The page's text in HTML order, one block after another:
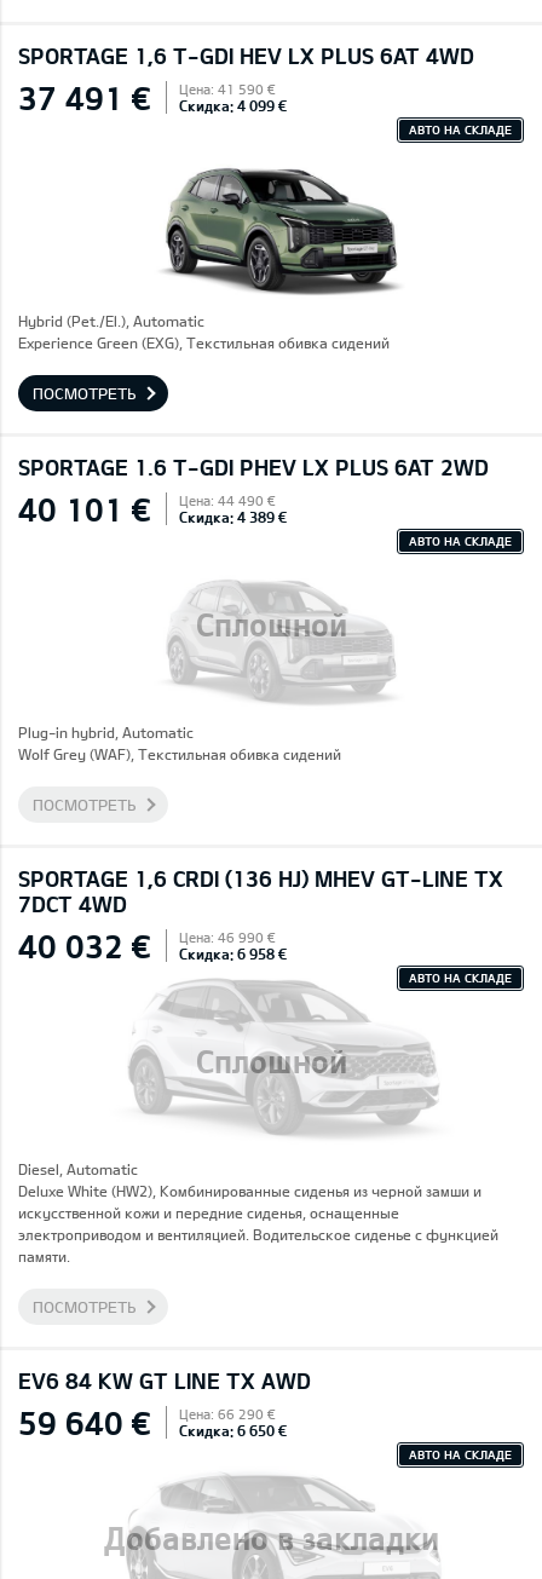
SPORTAGE 1,6 T-GDI HEV LX PLUS 6AT 4WD
37 491 € Цена: 41 590 €
Скидка: 4 099 €
АВТО НА СКЛАДЕ
Hybrid (Pet./El.), Automatic
Experience Green (EXG), Текстильная обивка сидений
ПОСМОТРЕТЬ
SPORTAGE 1.6 T-GDI PHEV LX PLUS 6AT 2WD
Сплошной
40 101 € Цена: 44 490 €
Скидка: 4 389 €
АВТО НА СКЛАДЕ
Plug-in hybrid, Automatic
Wolf Grey (WAF), Текстильная обивка сидений
ПОСМОТРЕТЬ
SPORTAGE 1,6 CRDI (136 HJ) MHEV GT-LINE TX
7DCT 4WD
Сплошной
40 032 € Цена: 46 990 €
Скидка: 6 958 €
АВТО НА СКЛАДЕ
Diesel, Automatic
Deluxe White (HW2), Комбинированные сиденья из черной замши и
искусственной кожи и передние сиденья, оснащенные
электроприводом и вентиляцией. Водительское сиденье с функцией
памяти.
ПОСМОТРЕТЬ
EV6 84 KW GT LINE TX AWD
Добавлено в закладки
59 640 € Цена: 66 290 €
Скидка: 6 650 €
АВТО НА СКЛАДЕ